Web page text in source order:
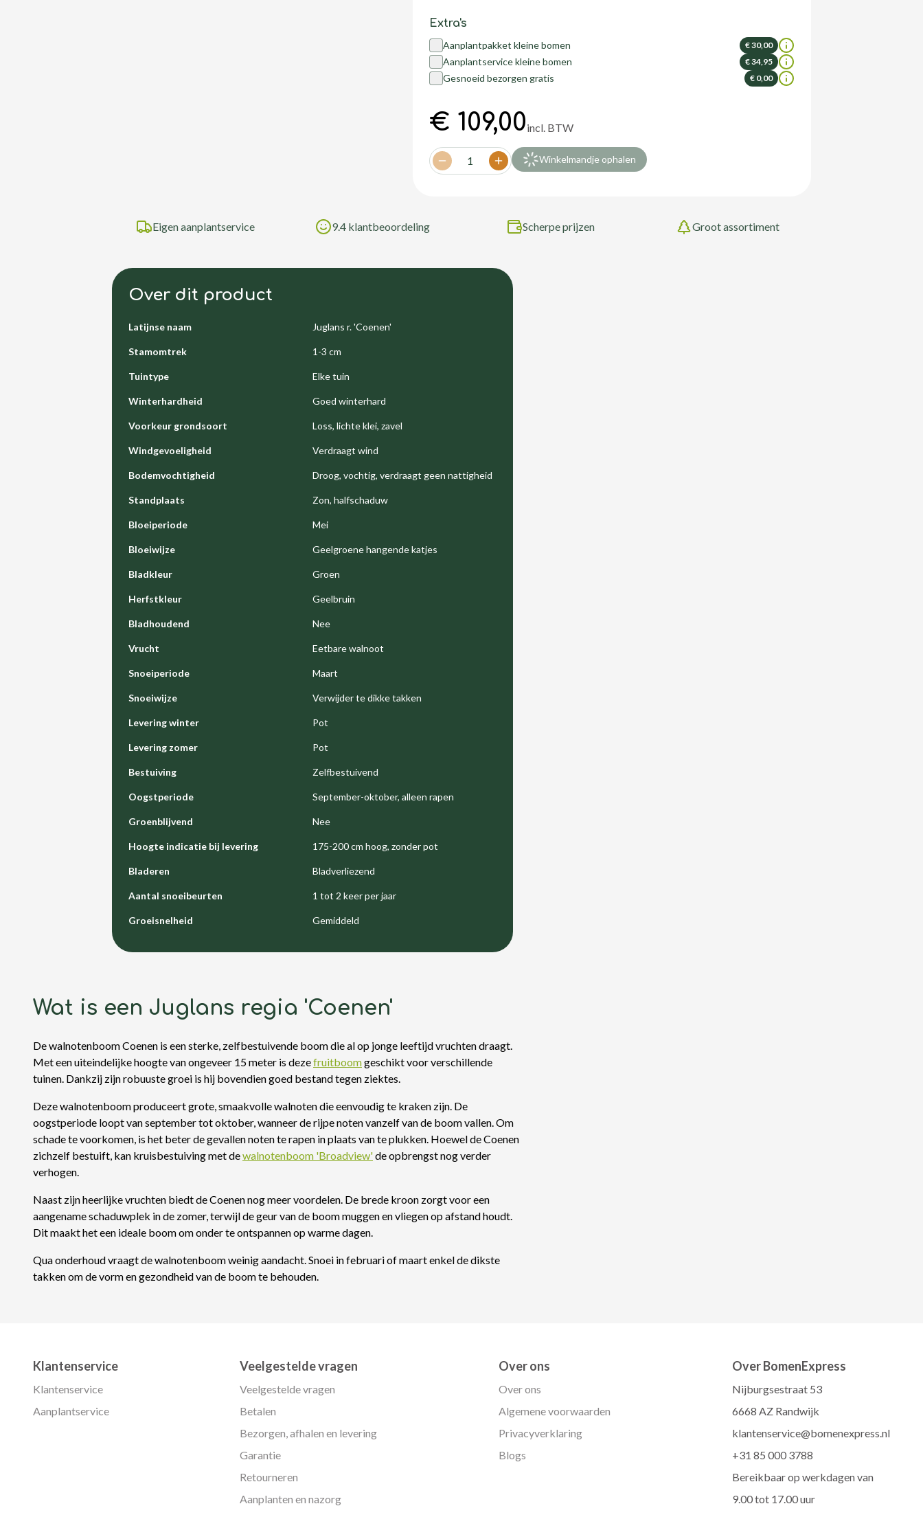
Extra's
Aanplantpakket kleine bomen € 30,00
Aanplantservice kleine bomen € 34,95
Gesnoeid bezorgen gratis € 0,00
€ 109,00incl. BTW
Decrease quantity
1 Increase quantity
Winkelmandje ophalen
Eigen aanplantservice 9.4 klantbeoordeling Scherpe prijzen Groot assortiment
Over dit product
Latijnse naam Juglans r. 'Coenen'
Stamomtrek 1-3 cm
Tuintype Elke tuin
Winterhardheid Goed winterhard
Voorkeur grondsoort Loss, lichte klei, zavel
Windgevoeligheid Verdraagt wind
Bodemvochtigheid Droog, vochtig, verdraagt geen nattigheid
Standplaats Zon, halfschaduw
Bloeiperiode Mei
Bloeiwijze Geelgroene hangende katjes
Bladkleur Groen
Herfstkleur Geelbruin
Bladhoudend Nee
Vrucht Eetbare walnoot
Snoeiperiode Maart
Snoeiwijze Verwijder te dikke takken
Levering winter Pot
Levering zomer Pot
Bestuiving Zelfbestuivend
Oogstperiode September-oktober, alleen rapen
Groenblijvend Nee
Hoogte indicatie bij levering 175-200 cm hoog, zonder pot
Bladeren Bladverliezend
Aantal snoeibeurten 1 tot 2 keer per jaar
Groeisnelheid Gemiddeld
Wat is een Juglans regia 'Coenen'
De walnotenboom Coenen is een sterke, zelfbestuivende boom die al op jonge leeftijd vruchten draagt.
Met een uiteindelijke hoogte van ongeveer 15 meter is dezefruitboomgeschikt voor verschillende
tuinen. Dankzij zijn robuuste groei is hij bovendien goed bestand tegen ziektes.
Deze walnotenboom produceert grote, smaakvolle walnoten die eenvoudig te kraken zijn. De
oogstperiode loopt van september tot oktober, wanneer de rijpe noten vanzelf van de boom vallen. Om
schade te voorkomen, is het beter de gevallen noten te rapen in plaats van te plukken. Hoewel de Coenen
zichzelf bestuift, kan kruisbestuiving met dewalnotenboom 'Broadview'de opbrengst nog verder
verhogen.
Naast zijn heerlijke vruchten biedt de Coenen nog meer voordelen. De brede kroon zorgt voor een
aangename schaduwplek in de zomer, terwijl de geur van de boom muggen en vliegen op afstand houdt.
Dit maakt het een ideale boom om onder te ontspannen op warme dagen.
Qua onderhoud vraagt de walnotenboom weinig aandacht. Snoei in februari of maart enkel de dikste
takken om de vorm en gezondheid van de boom te behouden.
Klantenservice
Klantenservice
Aanplantservice
Veelgestelde vragen
Veelgestelde vragen
Betalen
Bezorgen, afhalen en levering
Garantie
Retourneren
Aanplanten en nazorg
Over ons
Over ons
Algemene voorwaarden
Privacyverklaring
Blogs
Over BomenExpress
Nijburgsestraat 53
6668 AZ Randwijk
klantenservice@bomenexpress.nl
+31 85 000 3788
Bereikbaar op werkdagen van
9.00 tot 17.00 uur